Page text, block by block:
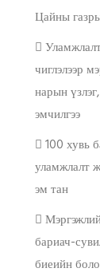
Цайны

чиглэлээр
нарын
эмчилгээ
 100 хувь
уламжлалт
эм тан

бариач-
биеийн